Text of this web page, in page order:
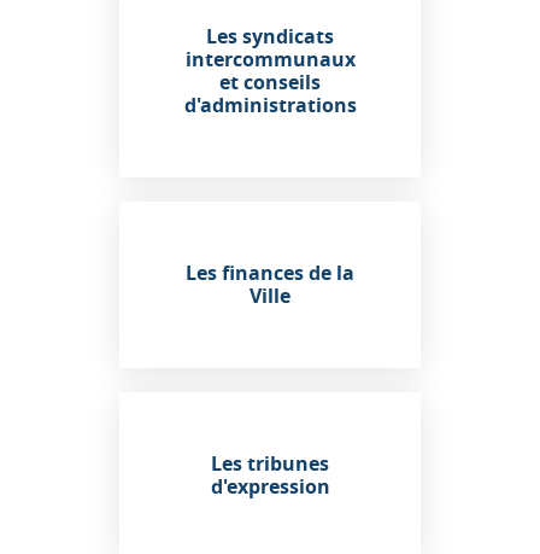
Les syndicats
intercommunaux
et conseils
d'administrations
Les finances de la
Ville
Les tribunes
d'expression